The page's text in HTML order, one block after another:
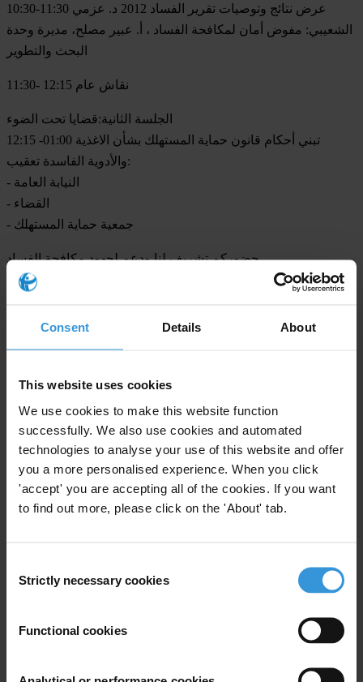
Consent Details About
This website uses cookies
We use cookies to make this website function
successfully. We also use cookies and automated
technologies to analyse your use of this website and offer
you a more personalised experience. When you click
'accept' you are accepting all of the cookies. If you want
to find out more, please click on the 'About' tab.
Selection
Strictly necessary cookies
Functional cookies
10:30-11:30 عرض نتائج وتوصيات تقرير الفساد 2012 د. عزمي
الشعيبي: مفوض أمان لمكافحة الفساد ، أ. عبير مصلح، مديرة وحدة
البحث والتطوير
11:30- 12:15 نقاش عام
الجلسة الثانية:قضايا تحت الضوء
12:15 -01:00 تبني أحكام قانون حماية المستهلك بشأن الاغذية
والأدوية الفاسدة تعقيب:
- النيابة العامة
- القضاء
- جمعية حماية المستهلك
حضوركم تشريف لنا ودعم لجهود مكافحة الفساد
د.عزمي الشعيبي/ مفوض أمان لمكافحة الفساد
+970 2 2 989506
+970 2 2 974949
Subscribe to our weekly newsletter